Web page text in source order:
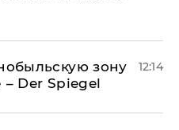
зону
Der Spiegel
12:14